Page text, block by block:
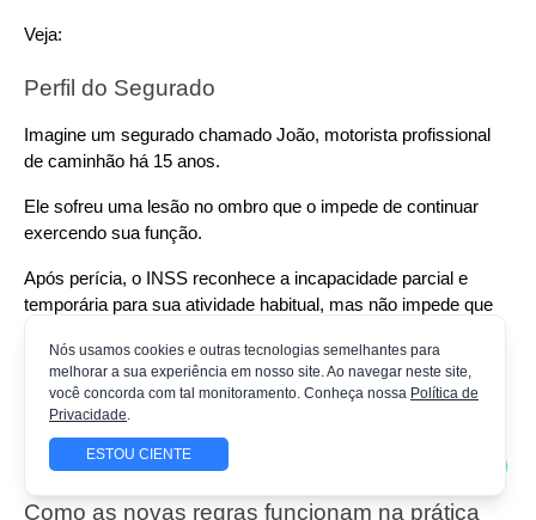
Veja:
Perfil do Segurado
Imagine um segurado chamado João, motorista profissional
de caminhão há 15 anos.
Ele sofreu uma lesão no ombro que o impede de continuar
exercendo sua função.
Após perícia, o INSS reconhece a incapacidade parcial e
temporária para sua atividade habitual, mas não impede que
Diante disso, o INSS enquadra João na obrigatoriedade de
participar do Programa de Reabilitação Profissional.
Etapa 1: Comunicação Obrigatória do INSS
Como as novas regras funcionam na prática
Nós usamos cookies e outras tecnologias semelhantes para
melhorar a sua experiência em nosso site. Ao navegar neste site,
você concorda com tal monitoramento. Conheça nossa Política de
Privacidade.
ESTOU CIENTE